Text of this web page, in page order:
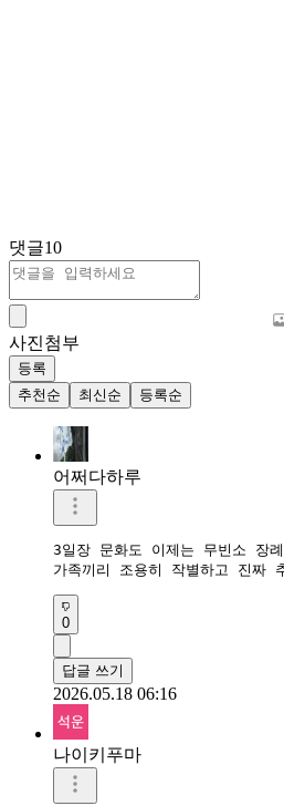
댓글10
사진첨부
등록
추천순
최신순 등록순
어쩌다하루
3일장 문화도 이제는 무빈소 장
가족끼리 조용히 작별하고 진
0
답글 쓰기
2026.05.18 06:16
나이키푸마